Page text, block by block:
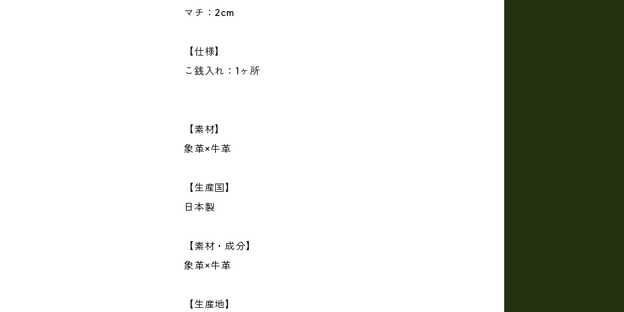
マチ：2cm
【仕様】
こ銭入れ：1ヶ所
【素材】
象革×牛革
【生産国】
日本製
【素材・成分】
象革×牛革
【生産地】